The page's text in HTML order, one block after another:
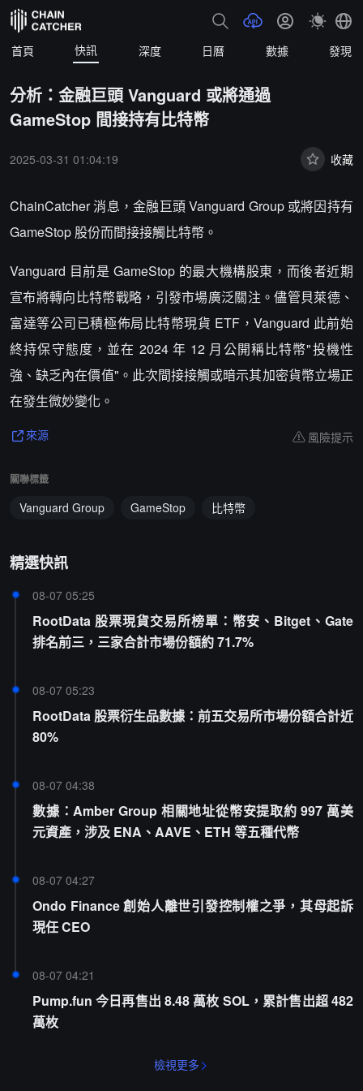
首頁 快訊 深度 日曆 數據 發現
分析：金融巨頭 Vanguard 或將通過
GameStop 間接持有比特幣
2025-03-31 01:04:19 收藏
ChainCatcher 消息，金融巨頭 Vanguard Group 或將因持有
GameStop 股份而間接接觸比特幣。
Vanguard 目前是 GameStop 的最大機構股東，而後者近期
宣布將轉向比特幣戰略，引發市場廣泛關注。儘管貝萊德、
富達等公司已積極佈局比特幣現貨 ETF，Vanguard 此前始
終持保守態度，並在 2024 年 12 月公開稱比特幣"投機性
強、缺乏內在價值"。此次間接接觸或暗示其加密貨幣立場正
在發生微妙變化。
來源 風險提示
關聯標籤
Vanguard Group GameStop 比特幣
精選快訊
08-07 05:25
RootData 股票現貨交易所榜單：幣安、Bitget、Gate
排名前三，三家合計市場份額約 71.7%
08-07 05:23
RootData 股票衍生品數據：前五交易所市場份額合計近
80%
08-07 04:38
數據：Amber Group 相關地址從幣安提取約 997 萬美
元資產，涉及 ENA、AAVE、ETH 等五種代幣
08-07 04:27
Ondo Finance 創始人離世引發控制權之爭，其母起訴
現任 CEO
08-07 04:21
Pump.fun 今日再售出 8.48 萬枚 SOL，累計售出超 482
萬枚
檢視更多